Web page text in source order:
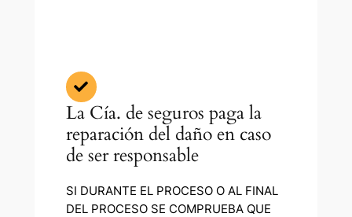
La Cía. de seguros paga la
reparación del daño en caso
de ser responsable
SI DURANTE EL PROCESO O AL FINAL
DEL PROCESO SE COMPRUEBA QUE